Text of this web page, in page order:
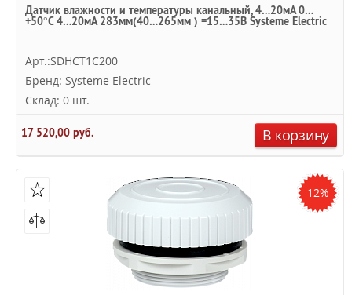
Датчик влажности и температуры канальный, 4…20мА 0…
+50°С 4…20мА 283мм(40…265мм ) =15…35В Systeme Electric
Арт.:SDHCT1C200
Бренд: Systeme Electric
Склад: 0 шт.
17 520,00 руб. В корзину
12%